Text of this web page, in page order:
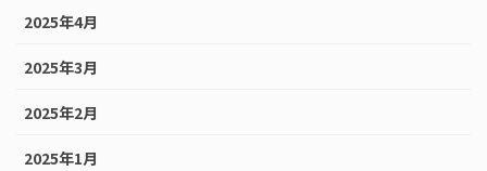
2025年4月
2025年3月
2025年2月
2025年1月